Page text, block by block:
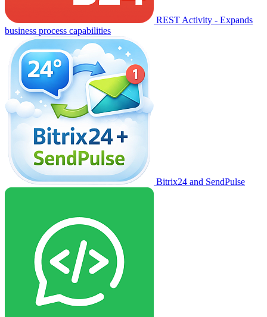
REST Activity - Expands
business process capabilities
Bitrix24 and SendPulse